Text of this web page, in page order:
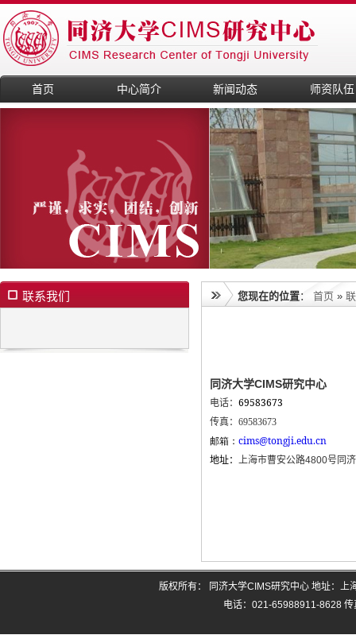
首页 中心简介 新闻动态 师资队伍
联系我们 您现在的位置： 首页 »
同济大学CIMS研究中心
电话： 69583673
传真：69583673
邮箱： cims@tongji.edu.cn
地址： 上海市曹安公路4800号同
版权所有： 同济大学CIMS研究中心 地址：
电话：021-65988911-8628